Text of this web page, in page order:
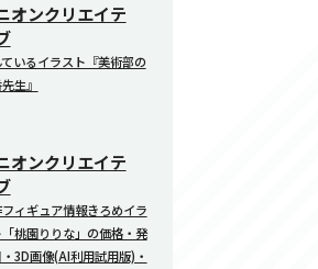
オンクリエイテ
いるイラスト『美術部の
生』
オンクリエイテ
ィギュア情報きろめイラ
「桃園りりな」の価格・発
3D画像(AI利用試用版)・